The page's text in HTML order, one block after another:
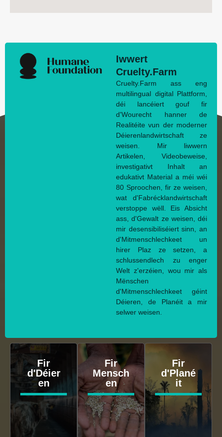
Iwwert
Cruelty.Farm
Cruelty.Farm ass eng
multilingual digital Plattform,
déi lancéiert gouf fir
d'Wourecht hanner de
Realitéite vun der moderner
Déierenlandwirtschaft ze
weisen. Mir liwwern
Artikelen, Videobeweise,
investigativt Inhalt an
edukativt Material a méi wéi
80 Sproochen, fir ze weisen,
wat d'Fabrécklandwirtschaft
verstoppe wëll. Eis Absicht
ass, d'Gewalt ze weisen, déi
mir desensibiliséiert sinn, an
d'Mitmenschlechkeet un
hirer Plaz ze setzen, a
schlussendlech zu enger
Welt z'erzéien, wou mir als
Mënschen
d'Mitmenschlechkeet géint
Déieren, de Planéit a mir
selwer weisen.
Fir
d'Déier
en
Fir
Mensch
en
Fir
d'Plané
it